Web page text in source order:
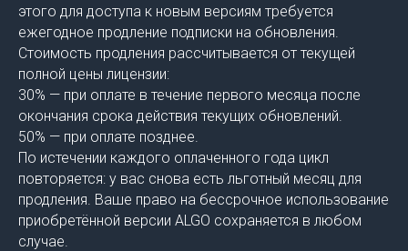
этого для доступа к новым версиям требуется
ежегодное продление подписки на обновления.
Стоимость продления рассчитывается от текущей
полной цены лицензии:
30% — при оплате в течение первого месяца после
окончания срока действия текущих обновлений.
50% — при оплате позднее.
По истечении каждого оплаченного года цикл
повторяется: у вас снова есть льготный месяц для
продления. Ваше право на бессрочное использование
приобретённой версии ALGO сохраняется в любом
случае.